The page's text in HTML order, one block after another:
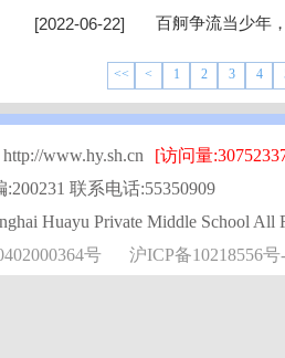
百舸争流当少年
[2022-06-22]
<< < 1 2 3 4
www.hy.sh.cn
[访问量
联系电话:55350909
Huayu Private Middle School All
号
沪ICP备10218556号